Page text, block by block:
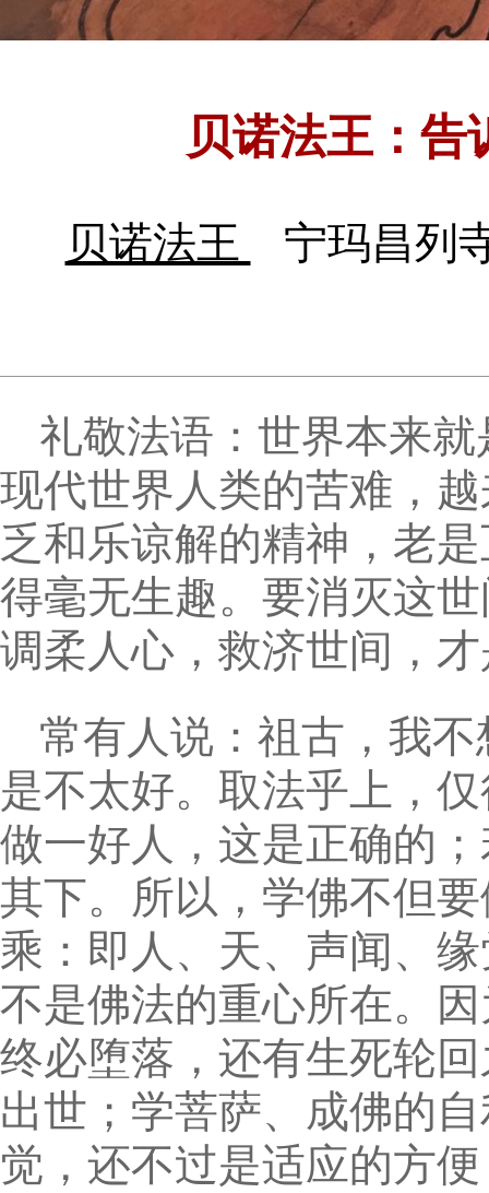
贝诺法王：告
贝诺法王 宁玛昌列
礼敬法语：世界本来
现代世界人类的苦难，
乏和乐谅解的精神，老
得毫无生趣。要消灭这
调柔人心，救济世间，
常有人说：祖古，我
是不太好。取法乎上，
做一好人，这是正确的
其下。所以，学佛不但
乘：即人、天、声闻、
不是佛法的重心所在。
终必堕落，还有生死轮
出世；学菩萨、成佛的
觉，还不过是适应的方